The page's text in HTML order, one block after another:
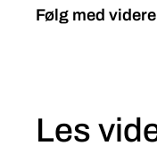
Følg med
Les